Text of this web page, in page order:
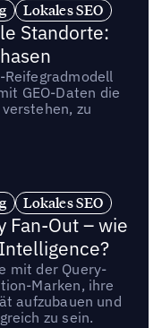
Lokales SEO
Standorte:
GEO-Daten die
zu
Lokales SEO
Fan-Out – wie
mit der Query-
Marken, ihre
aufzubauen und
zu sein.